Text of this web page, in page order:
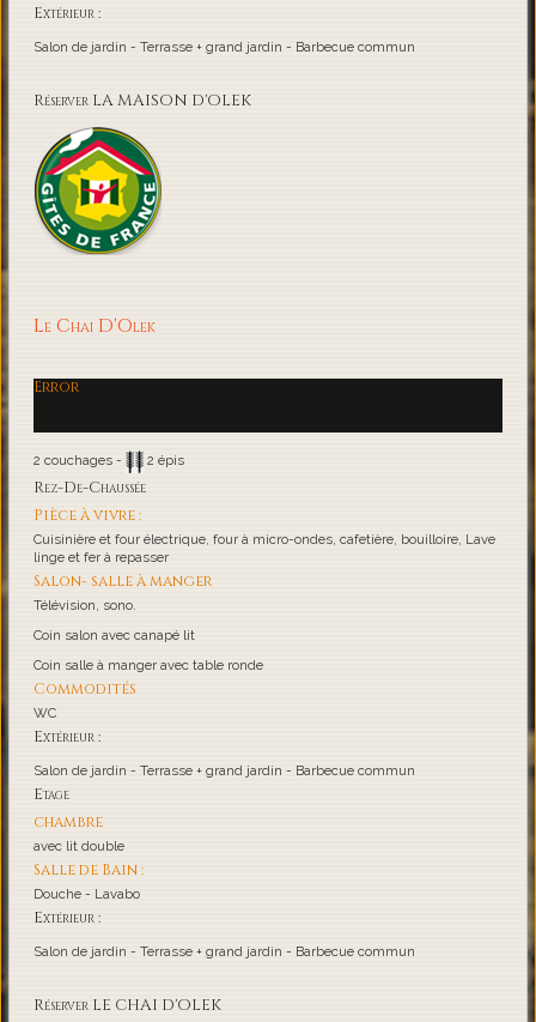
Extérieur :
Salon de jardin - Terrasse + grand jardin - Barbecue commun
Réserver LA MAISON D'OLEK
Le Chai D'Olek
Error
2 couchages - 2 épis
Rez-De-Chaussée
Pièce à vivre :
Cuisinière et four électrique, four à micro-ondes, cafetière, bouilloire, Lave
linge et fer à repasser
Salon- salle à manger
Télévision, sono.
Coin salon avec canapé lit
Coin salle à manger avec table ronde
Commodités
WC
Extérieur :
Salon de jardin - Terrasse + grand jardin - Barbecue commun
Etage
chambre
avec lit double
Salle de Bain :
Douche - Lavabo
Extérieur :
Salon de jardin - Terrasse + grand jardin - Barbecue commun
Réserver LE CHAI D'OLEK